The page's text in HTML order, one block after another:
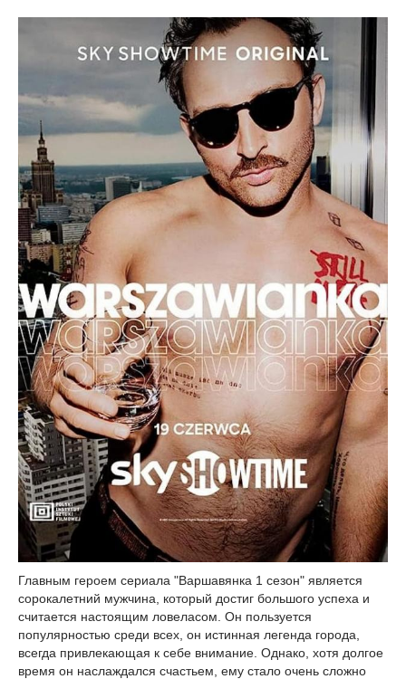
Главным героем сериала "Варшавянка 1 сезон" является
сорокалетний мужчина, который достиг большого успеха и
считается настоящим ловеласом. Он пользуется
популярностью среди всех, он истинная легенда города,
всегда привлекающая к себе внимание. Однако, хотя долгое
время он наслаждался счастьем, ему стало очень сложно